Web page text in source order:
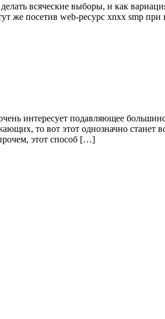
всяческие выборы, и как
же посетив web-ресурс xnxx smp
интересует подавляющее
то вот этот однозначно
этот способ […]